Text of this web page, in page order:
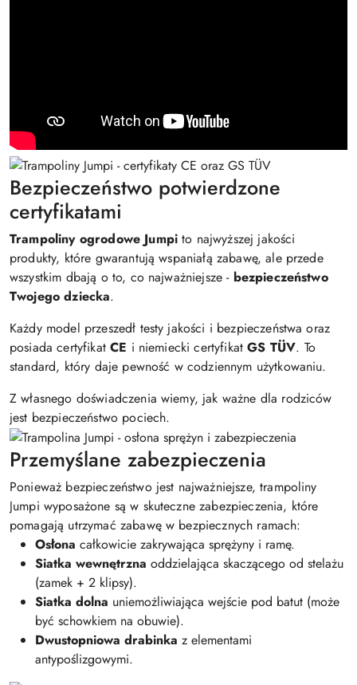
Bezpieczeństwo potwierdzone
certyfikatami
Trampoliny ogrodowe Jumpi to najwyższej jakości
produkty, które gwarantują wspaniałą zabawę, ale przede
wszystkim dbają o to, co najważniejsze - bezpieczeństwo
Twojego dziecka.
Każdy model przeszedł testy jakości i bezpieczeństwa oraz
posiada certyfikatCE i niemiecki certyfikatGS TÜV. To
standard, który daje pewność w codziennym użytkowaniu.
Z własnego doświadczenia wiemy, jak ważne dla rodziców
jest bezpieczeństwo pociech.
Przemyślane zabezpieczenia
Ponieważ bezpieczeństwo jest najważniejsze, trampoliny
Jumpi wyposażone są w skuteczne zabezpieczenia, które
pomagają utrzymać zabawę w bezpiecznych ramach:
Osłona całkowicie zakrywająca sprężyny i ramę.
Siatka wewnętrzna oddzielająca skaczącego od stelażu
(zamek + 2 klipsy).
Siatka dolna uniemożliwiająca wejście pod batut (może
być schowkiem na obuwie).
Dwustopniowa drabinka z elementami
antypoślizgowymi.